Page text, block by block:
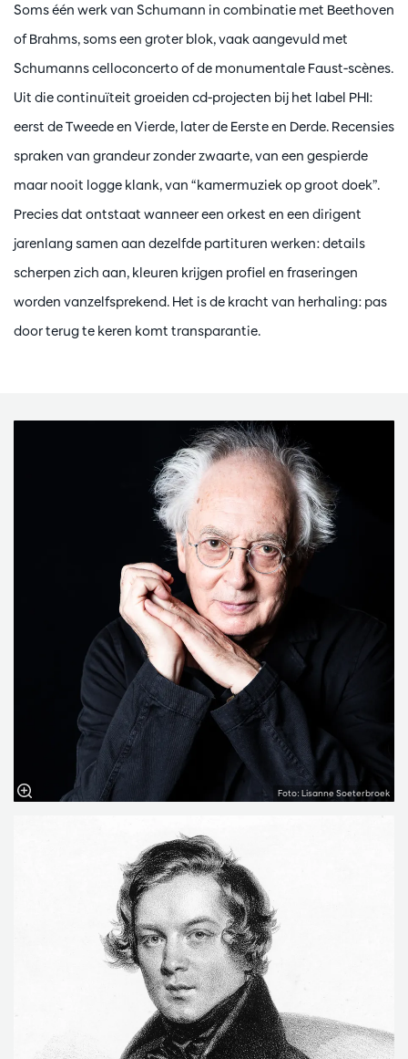
Soms één werk van Schumann in combinatie met Beethoven
of Brahms, soms een groter blok, vaak aangevuld met
Schumanns celloconcerto of de monumentale Faust-scènes.
Uit die continuïteit groeiden cd-projecten bij het label PHI:
eerst de Tweede en Vierde, later de Eerste en Derde. Recensies
spraken van grandeur zonder zwaarte, van een gespierde
maar nooit logge klank, van “kamermuziek op groot doek”.
Precies dat ontstaat wanneer een orkest en een dirigent
jarenlang samen aan dezelfde partituren werken: details
scherpen zich aan, kleuren krijgen profiel en fraseringen
worden vanzelfsprekend. Het is de kracht van herhaling: pas
door terug te keren komt transparantie.
Foto: Lisanne Soeterbroek